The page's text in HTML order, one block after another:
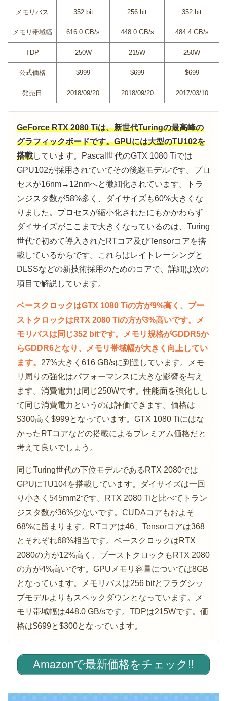
メモリバス 352 bit 256 bit 352 bit
メモリ帯域幅 616.0 GB/s 448.0 GB/s 484.4 GB/s
TDP 250W 215W 250W
公式価格 $999 $699 $699
発売日 2018/09/20 2018/09/20 2017/03/10
GeForce RTX 2080 Tiは、新世代Turingの最高峰の
グラフィックボードです。GPUには大型のTU102を
搭載しています。Pascal世代のGTX 1080 Tiでは
GPU102が採用されていてその後継モデルです。プロ
セスが16nm→12nmへと微細化されています。トラ
ンジスタ数が58%多く、ダイサイズも60%大きくな
りました。プロセスが縮小化されたにもかかわらず
ダイサイズがここまで大きくなっているのは、Turing
世代で初めて導入されたRTコア及びTensorコアを搭
載しているからです。これらはレイトレーシングと
DLSSなどの新技術採用のためのコアで、詳細は次の
項目で解説しています。
ベースクロックはGTX 1080 Tiの方が9%高く、ブー
ストクロックはRTX 2080 Tiの方が3%高いです。メ
モリバスは同じ352 bitです。メモリ規格がGDDR5か
らGDDR6となり、メモリ帯域幅が大きく向上してい
ます。 27%大きく616 GB/sに到達しています。メモ
リ周りの強化はパフォーマンスに大きな影響を与え
ます。消費電力は同じ250Wです。性能面を強化しし
て同じ消費電力というのは評価できます。価格は
$300高く$999となっています。GTX 1080 Tiにはな
かったRTコアなどの搭載によるプレミアム価格だと
考えて良いでしょう。
同じTuring世代の下位モデルであるRTX 2080では
GPUにTU104を搭載しています。ダイサイズは一回
り小さく545mm2です。RTX 2080 Tiと比べてトラン
ジスタ数が36%少ないです。CUDAコアもおよそ
68%に留まります。RTコアは46、Tensorコアは368
とそれぞれ68%相当です。ベースクロックはRTX
2080の方が12%高く、ブーストクロックもRTX 2080
の方が4%高いです。GPUメモリ容量については8GB
となっています。メモリバスは256 bitとフラグシッ
プモデルよりもスペックダウンとなっています。メ
モリ帯域幅は448.0 GB/sです。TDPは215Wです。価
格は$699と$300となっています。
Amazonで最新価格をチェック!!